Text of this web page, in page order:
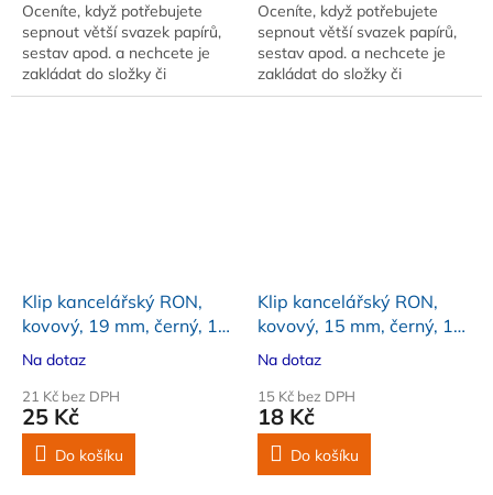
Oceníte, když potřebujete
sepnout větší svazek papírů,
sestav apod. a nechcete je
zakládat do složky či
pořadače. Prodej po celém
Oceníte, když potřebujete
sepnout větší svazek papírů,
sestav apod. a nechcete je
zakládat do složky či
pořadače. Velikost 25 mm.
Klip kancelářský RON,
kovový, 19 mm, černý, 12
ks
Na dotaz
21 Kč bez DPH
25 Kč
Do košíku
Klip kancelářský RON,
kovový, 15 mm, černý, 12
ks
Na dotaz
15 Kč bez DPH
18 Kč
Do košíku